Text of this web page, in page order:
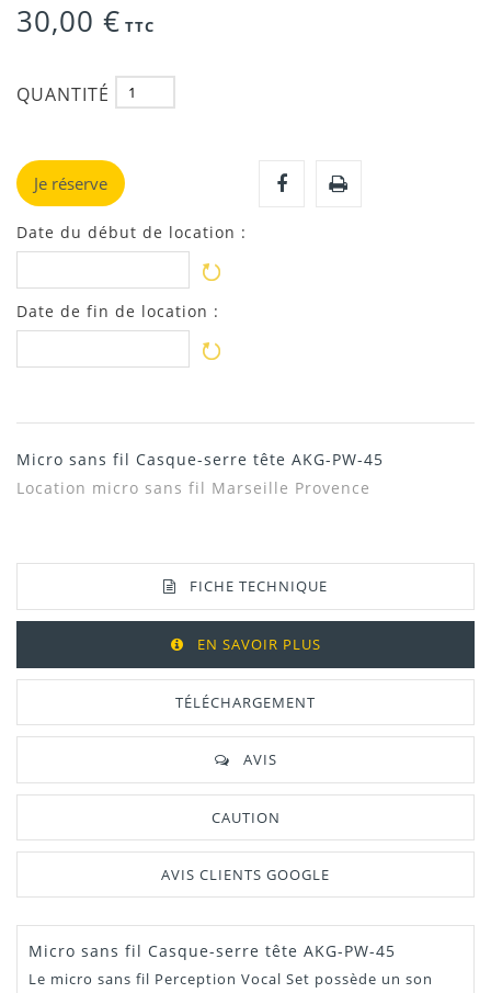
30,00 € TTC
QUANTITÉ
Je réserve
Date du début de location :
Date de fin de location :
Micro sans fil Casque-serre tête AKG-PW-45
Location micro sans fil Marseille Provence
FICHE TECHNIQUE
EN SAVOIR PLUS
TÉLÉCHARGEMENT
AVIS
CAUTION
AVIS CLIENTS GOOGLE
Manuel /
Notice
Télécharger Dans L'onglet
"Téléchargement"
Micro sans fil Casque-serre tête AKG-PW-45
Le micro sans fil Perception Vocal Set possède un son